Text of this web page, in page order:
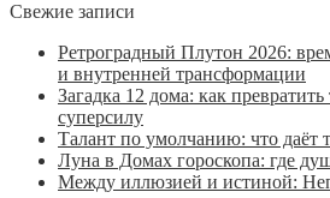
Свежие записи
Ретроградный Плутон 2026:
и внутренней трансформации
Загадка 12 дома: как
суперсилу
Талант по умолчанию: что даёт
Луна в Домах гороскопа: где
Между иллюзией и истиной: